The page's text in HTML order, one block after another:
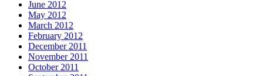
June 2012
May 2012
March 2012
February 2012
December 2011
November 2011
October 2011